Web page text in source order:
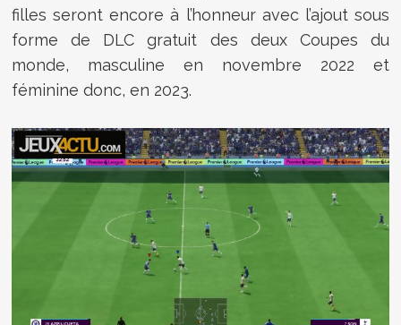
filles seront encore à l’honneur avec l’ajout sous
forme de DLC gratuit des deux Coupes du
monde, masculine en novembre 2022 et
féminine donc, en 2023.